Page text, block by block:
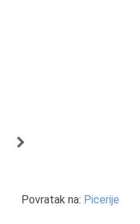
Povratak na: Picerije